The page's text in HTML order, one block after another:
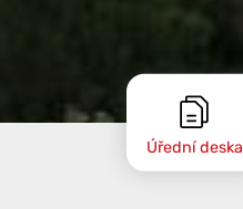
Úřední deska